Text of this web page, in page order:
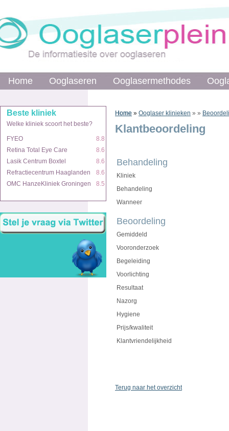
Home Ooglaseren Ooglasermethodes
Beste kliniek
Welke kliniek scoort het beste?
FYEO
8.8
Retina Total Eye Care
8.6
Lasik Centrum Boxtel
8.6
Refractiecentrum Haaglanden
8.6
OMC HanzeKliniek Groningen
8.5
Home »
Home Ooglaseren Ooglasermethodes
Beste kliniek
Welke kliniek scoort het beste?
FYEO
8.8
Retina Total Eye Care
8.6
Lasik Centrum Boxtel
8.6
Refractiecentrum Haaglanden
8.6
OMC HanzeKliniek Groningen
8.5
Home » Ooglaser klinieken » »
Klantbeoordeling
Behandeling
Kliniek
Behandeling
Wanneer
Beoordeling
Gemiddeld
Vooronderzoek
Begeleiding
Voorlichting
Resultaat
Nazorg
Hygiene
Prijs/kwaliteit
Klantvriendelijkheid
Terug naar het overzicht